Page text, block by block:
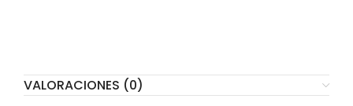
VALORACIONES (0)